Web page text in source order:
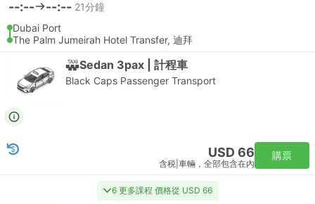
--:-- --:-- 21分鐘
Dubai Port
The Palm Jumeirah Hotel Transfer, 迪拜
Sedan 3pax | 計程車
Black Caps Passenger Transport
USD 66
含税 車輛，全部包含在內
購票
6 更多課程 價格從 USD 66